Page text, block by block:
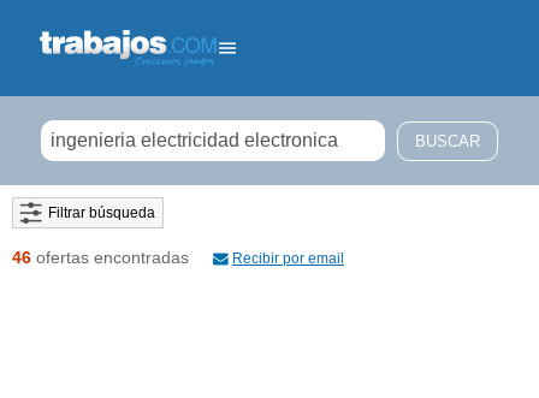
Filtrar búsqueda
46 ofertas encontradas Recibir por email